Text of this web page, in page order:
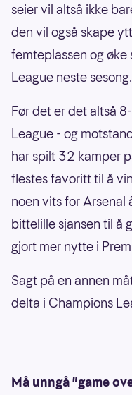
seier vil altså ikke
den vil også skape
femteplassen og
League neste sesong.
Før det er det altså
League - og
har spilt 32 kamper
flestes favoritt til å
noen vits for Arsenal
bittelille sjansen til å
gjort mer nytte i
Sagt på en annen
delta i Champions
Må unngå "game